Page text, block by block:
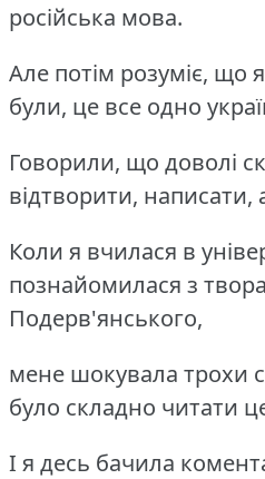
російська мова.
Але потім розуміє, що
були, це все одно
Говорили, що доволі
відтворити, написати,
Коли я вчилася в
познайомилася з
Подерв'янського,
мене шокувала трохи
було складно читати
І я десь бачила